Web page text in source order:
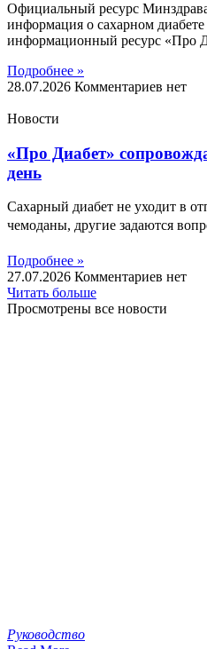
Официальный ресурс
информация о сахарном
информационный ресурс «Про
Подробнее »
28.07.2026 Комментариев нет
Новости
«Про Диабет»
день
Сахарный диабет не уходит в
чемоданы, другие задаются
Подробнее »
27.07.2026 Комментариев нет
Читать больше
Просмотрены все новости
Руководство